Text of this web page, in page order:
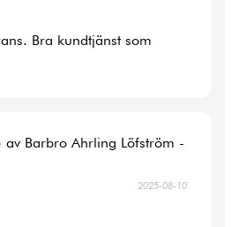
Bra kundtjänst som
av Barbro Ahrling Löfström -
2025-08-10